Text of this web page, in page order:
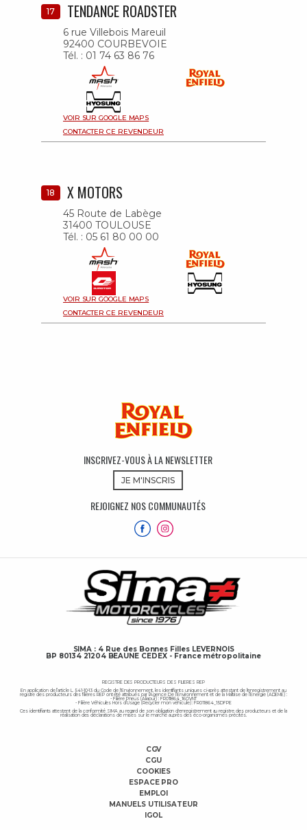
17 TENDANCE ROADSTER
6 rue Villebois Mareuil
92400 COURBEVOIE
Tél. : 01 74 63 86 76
VOIR SUR GOOGLE MAPS
CONTACTER CE REVENDEUR
18 X MOTORS
45 Route de Labège
31400 TOULOUSE
Tél. : 05 61 80 00 00
VOIR SUR GOOGLE MAPS
CONTACTER CE REVENDEUR
INSCRIVEZ-VOUS À LA NEWSLETTER
JE M'INSCRIS
REJOIGNEZ NOS COMMUNAUTÉS
SIMA : 4 Rue des Bonnes Filles LEVERNOIS
BP 80134 21204 BEAUNE CEDEX - France métropolitaine
REGISTRE DES PRODUCTEURS DES FILIERES REP
En application de l’article L. 541-10-13 du Code de l'Environnement, les identifiants uniques ci-après attestant de l'enregistrement au
registre des producteurs des filières REP ont été attribués par l’Agence De l’Environnement et de la Maîtrise de l’Energie (ADEME) :
- Filière Pneus (Aliapur) : FR011864_16OVNT
- Filière Véhicules Hors d’Usage (Recycler mon véhicule) : FR011864_15DFPE
Ces identifiants attestent de la conformité SIMA au regard de son obligation d'enregistrement au registre des producteurs et de la
réalisation des déclarations de mises sur le marché auprès des éco-organismes précités.
CGV
CGU
COOKIES
ESPACE PRO
EMPLOI
MANUELS UTILISATEUR
IGOL